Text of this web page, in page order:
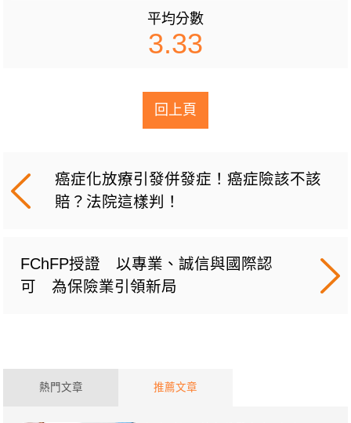
平均分數
3.33
回上頁
癌症化放療引發併發症！癌症險該不該
賠？法院這樣判！
FChFP授證 以專業、誠信與國際認
可 為保險業引領新局
熱門文章 推薦文章